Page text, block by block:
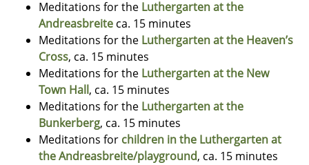
Meditations for the Luthergarten at the
Andreasbreite ca. 15 minutes
Meditations for the Luthergarten at the Heaven’s
Cross, ca. 15 minutes
Meditations for the Luthergarten at the New
Town Hall, ca. 15 minutes
Meditations for the Luthergarten at the
Bunkerberg, ca. 15 minutes
Meditations for children in the Luthergarten at
the Andreasbreite/playground, ca. 15 minutes